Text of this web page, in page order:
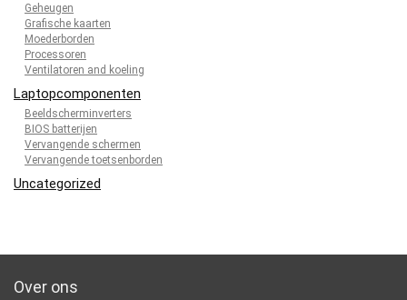
Geheugen
Grafische kaarten
Moederborden
Processoren
Ventilatoren and koeling
Laptopcomponenten
Beeldscherminverters
BIOS batterijen
Vervangende schermen
Vervangende toetsenborden
Uncategorized
Over ons